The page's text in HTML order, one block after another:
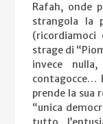
Rafah, onde
strangola la
strage di
invece
contagocce…
prende la sua
“unica